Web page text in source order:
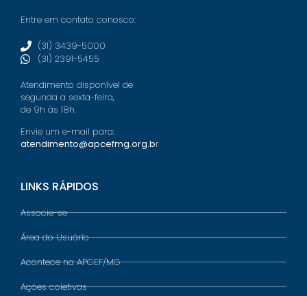
Entre em contato conosco:
(31) 3439-5000
(31) 2391-5455
Atendimento disponível de
segunda a sexta-feira,
de 9h às 18h.
Envie um e-mail para:
atendimento@apcefmg.org.br
LINKS RÁPIDOS
Associe-se
Área do Usuário
Acontece na APCEF/MG
Ações coletivas